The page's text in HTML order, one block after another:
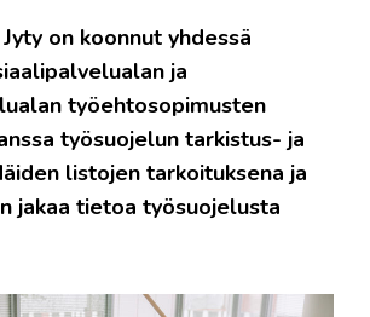
on koonnut yhdessä
ja
työehtosopimusten
työsuojelun tarkistus- ja
listojen tarkoituksena ja
jakaa tietoa työsuojelusta